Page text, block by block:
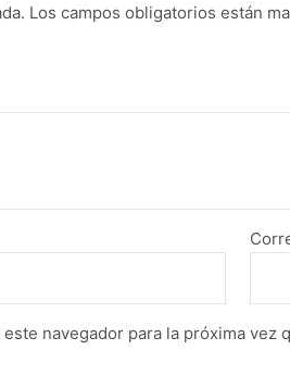
Los campos obligatorios están
navegador para la próxima vez